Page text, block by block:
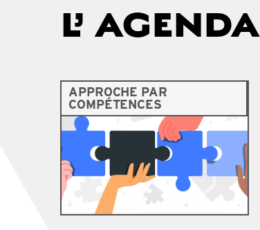
L’ AGENDA
APPROCHE PAR
COMPÉTENCES